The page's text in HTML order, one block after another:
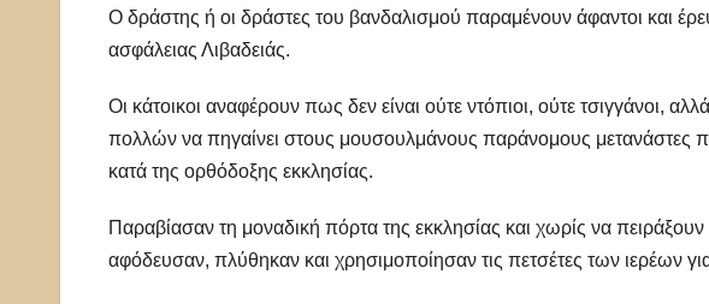
Ο δράστης ή οι δράστες του βανδαλισμού παραμένουν άφαντοι και
ασφάλειας Λιβαδειάς.
Οι κάτοικοι αναφέρουν πως δεν είναι ούτε ντόπιοι, ούτε τσιγγάνοι,
πολλών να πηγαίνει στους μουσουλμάνους παράνομους μετανάστες
κατά της ορθόδοξης εκκλησίας.
Παραβίασαν τη μοναδική πόρτα της εκκλησίας και χωρίς να
αφόδευσαν, πλύθηκαν και χρησιμοποίησαν τις πετσέτες των ιερέων